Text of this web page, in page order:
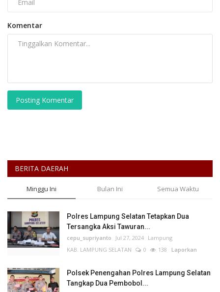
Komentar
Posting Komentar
BERITA DAERAH
Minggu Ini Bulan Ini Semua Waktu
Polres Lampung Selatan Tetapkan Dua
Tersangka Aksi Tawuran...
cepu_supriyanto Jul 27, 2024 Lampung
KAB. LAMPUNG SELATAN
0 138 Laporkan
Polsek Penengahan Polres Lampung Selatan
Tangkap Dua Pembobol...